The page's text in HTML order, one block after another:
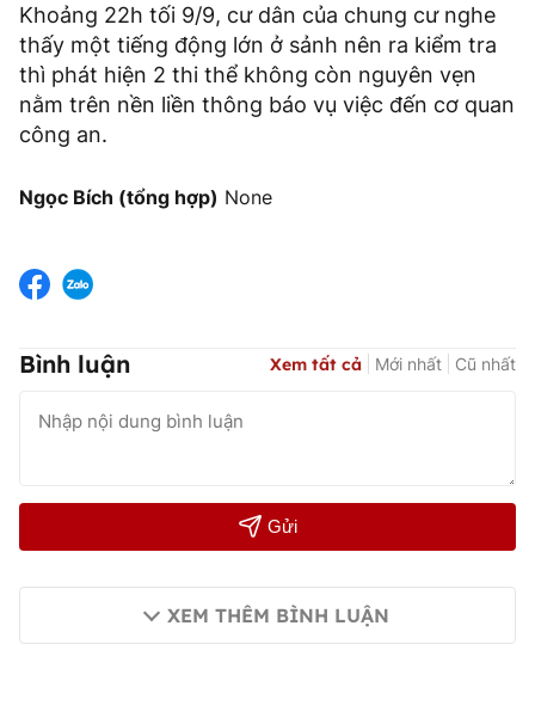
Khoảng 22h tối 9/9, cư dân của chung cư nghe
thấy một tiếng động lớn ở sảnh nên ra kiểm tra
thì phát hiện 2 thi thể không còn nguyên vẹn
nằm trên nền liền thông báo vụ việc đến cơ quan
công an.
Ngọc Bích (tổng hợp) None
Bình luận Xem tất cả Mới nhất Cũ nhất
Gửi
XEM THÊM BÌNH LUẬN